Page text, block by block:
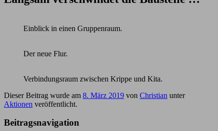
Einblick in einen Gruppenraum.
Der neue Flur.
Verbindungsraum zwischen Krippe und Kita.
Dieser Beitrag wurde am 8. März 2019 von Christian unter
Aktionen veröffentlicht.
Beitragsnavigation